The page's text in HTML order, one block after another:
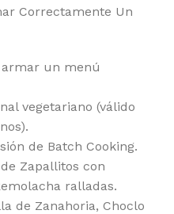
Correctamente Un
armar un menú
vegetariano (válido
de Batch Cooking.
Zapallitos con
ralladas.
de Zanahoria, Choclo